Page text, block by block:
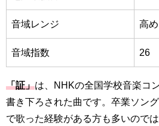
音域レンジ 高め
音域指数 26
「証」は、NHKの全国学校音楽コ
書き下ろされた曲です。卒業ソン
で歌った経験がある方も多いので